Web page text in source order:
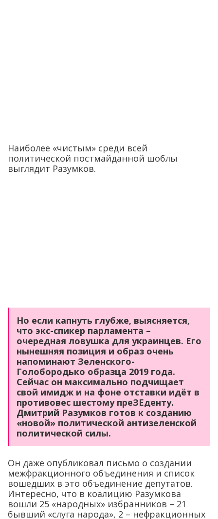
Наиболее «чистым» среди всей
политической постмайданной шоблы
выглядит Разумков.
Но если капнуть глубже, выясняется,
что экс-спикер парламента –
очередная ловушка для украинцев. Его
нынешняя позиция и образ очень
напоминают Зеленского-
Голобородько образца 2019 года.
Сейчас он максимально подчищает
свой имидж и на фоне отставки идёт в
противовес шестому преЗЕденту.
Дмитрий Разумков готов к созданию
«новой» политической антизеленской
политической силы.
Он даже опубликовал письмо о создании
межфракционного объединения и список
вошедших в это объединение депутатов.
Интересно, что в коалицию Разумкова
вошли 25 «народных» избранников – 21
бывший «слуга народа», 2 – нефракционных